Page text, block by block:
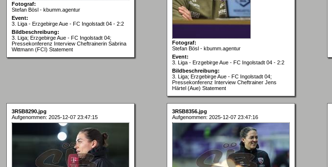
Fotograf:
Stefan Bösl - kbumm.agentur
Event:
3. Liga - Erzgebirge Aue - FC Ingolstadt 04 - 2:2
Bildbeschreibung:
3. Liga; Erzgebirge Aue - FC Ingolstadt 04;
Pressekonferenz Interview Cheftrainerin Sabrina
Wittmann (FCI) Statement
Fotograf:
Stefan Bösl - kbumm.agentur
Event:
3. Liga - Erzgebirge Aue - FC Ingolstadt 04 - 2:2
Bildbeschreibung:
3. Liga; Erzgebirge Aue - FC Ingolstadt 04;
Pressekonferenz Interview Cheftrainer Jens
Härtel (Aue) Statement
3R5B8290.jpg
Aufgenommen: 2025-12-07 23:47:15
3R5B8356.jpg
Aufgenommen: 2025-12-07 23:47:16